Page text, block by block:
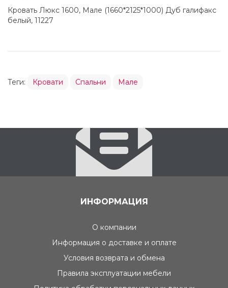
Кровать Люкс 1600, Мале (1660*2125*1000) Дуб галифакс
белый, 11227
Теги: Кровати Спальни Мале
ИНФОРМАЦИЯ
О компании
Информация о доставке и оплате
Условия возврата и обмена
Правила эксплуатации мебели